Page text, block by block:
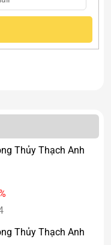
Thủy Thạch Anh
Thủy Thạch Anh